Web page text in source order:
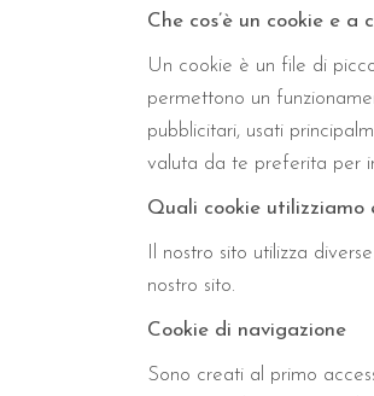
Che cos’è un cookie e a
Un cookie è un file di
permettono un
pubblicitari, usati
valuta da te preferita per
Quali cookie
Il nostro sito utilizza
nostro sito.
Cookie di navigazione
Sono creati al primo